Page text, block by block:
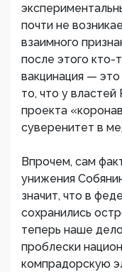
почти не
взаимного
после этого кто-
вакцинация —
то, что у
проекта
суверенитет в
Впрочем, сам
унижения
значит, что в
сохранились
теперь наше
проблески
компрадорскую